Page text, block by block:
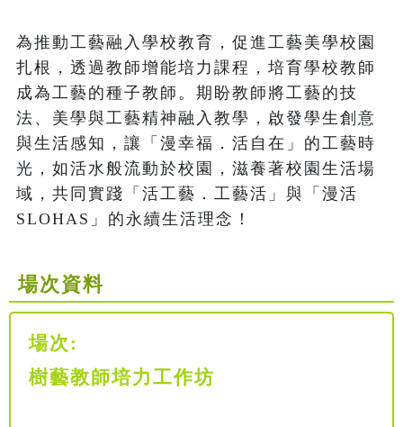
為推動工藝融入學校教育，促進工藝美學校園
扎根，透過教師增能培力課程，培育學校教師
成為工藝的種子教師。期盼教師將工藝的技
法、美學與工藝精神融入教學，啟發學生創意
與生活感知，讓「漫幸福．活自在」的工藝時
光，如活水般流動於校園，滋養著校園生活場
域，共同實踐「活工藝．工藝活」與「漫活
場次資料
場次:
樹藝教師培力工作坊